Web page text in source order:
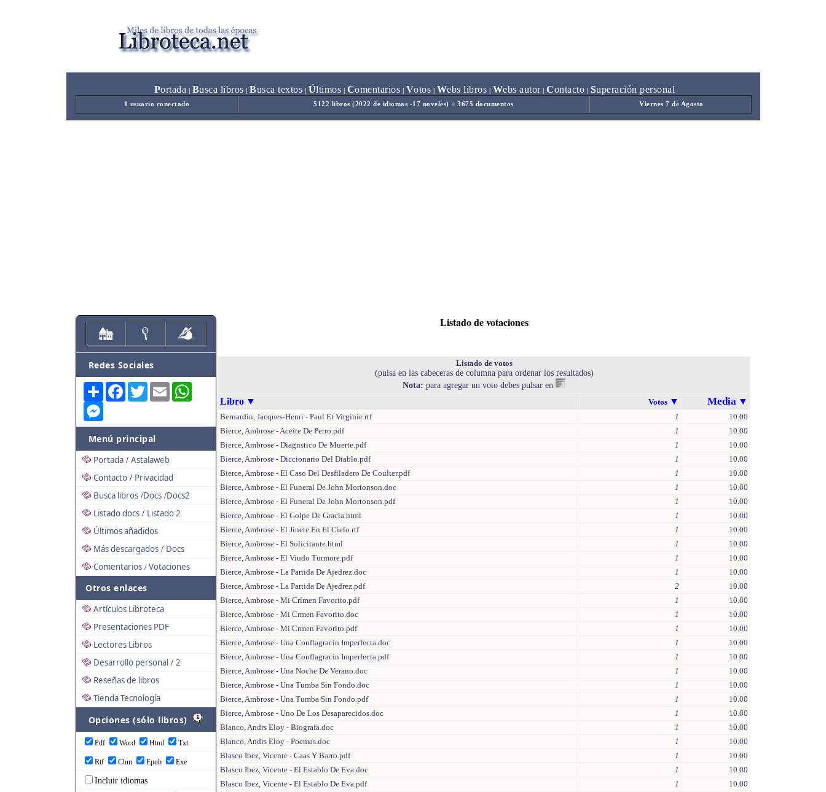
Portada Busca libros Busca textos Últimos Comentarios Votos Webs libros Webs autor| Contacto Superación personal
1 usuario conectado 5122 libros (2022 de idiomas -17 noveles) + 3675 documentos Viernes 7 de Agosto
Redes Sociales
Share FacebookTwitterEmail
Menú principal
Portada / Astalaweb
Contacto / Privacidad
Busca libros /Docs /Docs2
Listado docs / Listado 2
Últimos añadidos
Más descargados / Docs
Comentarios / Votaciones
Otros enlaces
Artículos Libroteca
Presentaciones PDF
Lectores Libros
Desarrollo personal / 2
Reseñas de libros
Tienda Tecnología
Opciones (sólo libros)
Pdf Word Html Txt
Rtf Chm Epub Exe
Incluir idiomas
Listado de votaciones
Listado de votos
(pulsa en las cabeceras de columna para ordenar los resultados)
Nota: para agregar un voto debes pulsar en
Libro ▼ Votos ▼ Media ▼
Bernardin, Jacques-Henri - Paul Et Virginie.rtf 1
10.00
Bierce, Ambrose - Aceite De Perro.pdf
1
10.00
Bierce, Ambrose - Diagnstico De Muerte.pdf
1
10.00
Bierce, Ambrose - Diccionario Del Diablo.pdf
1
10.00
Bierce, Ambrose - El Caso Del Desfiladero De Coulter.pdf
1
10.00
Bierce, Ambrose - El Funeral De John Mortonson.doc
1
10.00
Bierce, Ambrose - El Funeral De John Mortonson.pdf
1
10.00
Bierce, Ambrose - El Golpe De Gracia.html
1
10.00
Bierce, Ambrose - El Jinete En El Cielo.rtf
1
10.00
Bierce, Ambrose - El Solicitante.html
1
10.00
Bierce, Ambrose - El Viudo Turmore.pdf
1
10.00
Bierce, Ambrose - La Partida De Ajedrez.doc
1
10.00
Bierce, Ambrose - La Partida De Ajedrez.pdf
2
10.00
Bierce, Ambrose - Mi Crímen Favorito.pdf
1
10.00
Bierce, Ambrose - Mi Crmen Favorito.doc
1
10.00
Bierce, Ambrose - Mi Crmen Favorito.pdf
1
10.00
Bierce, Ambrose - Una Conflagracin Imperfecta.doc
1
10.00
Bierce, Ambrose - Una Conflagracin Imperfecta.pdf
1
10.00
Bierce, Ambrose - Una Noche De Verano.doc
1
10.00
Bierce, Ambrose - Una Tumba Sin Fondo.doc
1
10.00
Bierce, Ambrose - Una Tumba Sin Fondo.pdf
1
10.00
Bierce, Ambrose - Uno De Los Desaparecidos.doc
1
10.00
Blanco, Andrs Eloy - Biografa.doc
1
10.00
Blanco, Andrs Eloy - Poemas.doc
1
10.00
Blasco Ibez, Vicente - Caas Y Barro.pdf
1
10.00
Blasco Ibez, Vicente - El Establo De Eva.doc
1
10.00
Blasco Ibez, Vicente - El Establo De Eva.pdf
1
10.00